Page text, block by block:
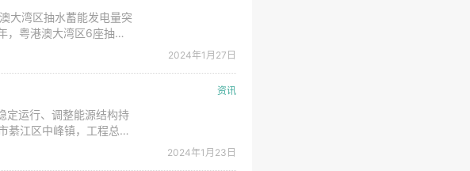
大湾区抽水蓄能发电量突
，粤港澳大湾区6座抽水
亿千瓦时，相当于514万
2024年1月27日
资讯
定运行、调整能源结构持
綦江区中峰镇，工程总投
容量120万千瓦，以一
2024年1月23日